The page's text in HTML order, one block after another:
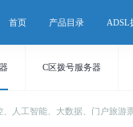
首页 产品目录 ADSL
C区拨号服务器
人工智能、大数据、门户旅游